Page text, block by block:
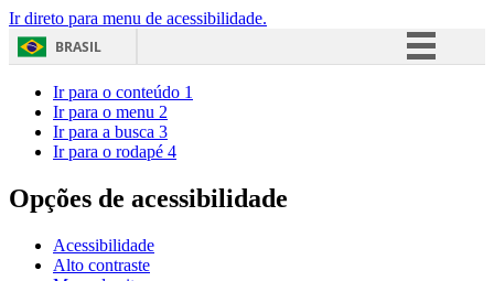
Ir direto para menu de acessibilidade.
BRASIL
Acesso à informação
Ir para o conteúdo 1
Ir para o menu 2
Ir para a busca 3
Ir para o rodapé 4
Opções de acessibilidade
Acessibilidade
Alto contraste